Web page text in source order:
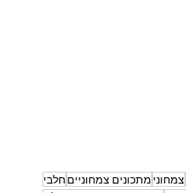
צמחוני מתכונים צמחונייםחלבי